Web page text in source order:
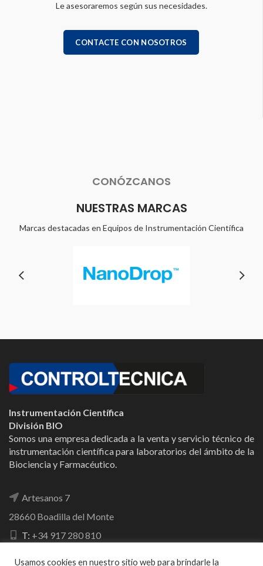
Le asesoraremos según sus necesidades.
CONTACTE CON NOSOTROS
CONÓZCANOS
NUESTRAS MARCAS
Marcas destacadas en Equipos de Instrumentación Científica
Instrumentación Científica
División BIO
Somos una empresa dedicada a la venta y servicio técnico de
instrumentación científica para laboratorios del ámbito de la
Biociencia y Farmacéutico.
Artesanos 7
28660 Boadilla del Monte
T: +34 917 280 810
Usamos cookies en nuestro sitio web para brindarle la